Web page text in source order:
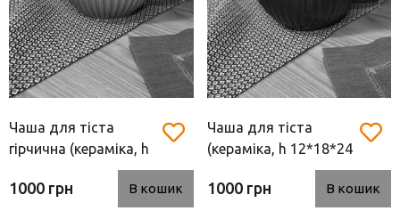
Чаша для тіста
гірчична (кераміка, h
1000 грн В кошик
Чаша для тіста
(кераміка, h 12*18*24
1000 грн В кошик